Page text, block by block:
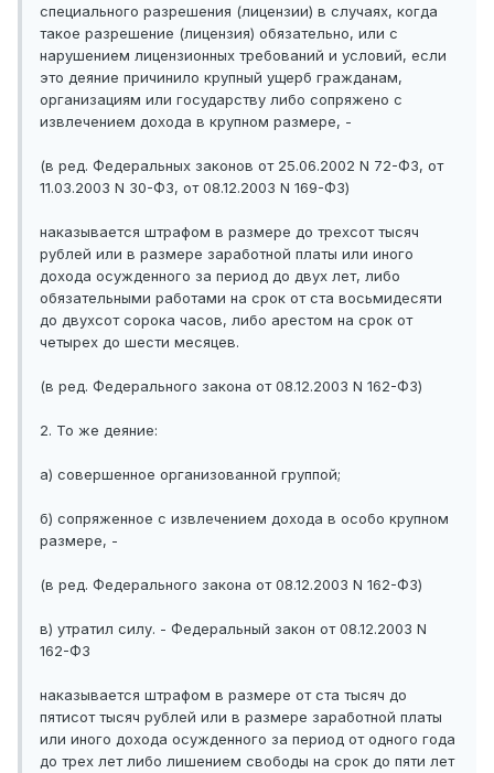
специального разрешения (лицензии) в случаях, когда
такое разрешение (лицензия) обязательно, или с
нарушением лицензионных требований и условий, если
это деяние причинило крупный ущерб гражданам,
организациям или государству либо сопряжено с
извлечением дохода в крупном размере, -
(в ред. Федеральных законов от 25.06.2002 N 72-ФЗ, от
11.03.2003 N 30-ФЗ, от 08.12.2003 N 169-ФЗ)
наказывается штрафом в размере до трехсот тысяч
рублей или в размере заработной платы или иного
дохода осужденного за период до двух лет, либо
обязательными работами на срок от ста восьмидесяти
до двухсот сорока часов, либо арестом на срок от
четырех до шести месяцев.
(в ред. Федерального закона от 08.12.2003 N 162-ФЗ)
2. То же деяние:
а) совершенное организованной группой;
б) сопряженное с извлечением дохода в особо крупном
размере, -
(в ред. Федерального закона от 08.12.2003 N 162-ФЗ)
в) утратил силу. - Федеральный закон от 08.12.2003 N
162-ФЗ
наказывается штрафом в размере от ста тысяч до
пятисот тысяч рублей или в размере заработной платы
или иного дохода осужденного за период от одного года
до трех лет либо лишением свободы на срок до пяти лет